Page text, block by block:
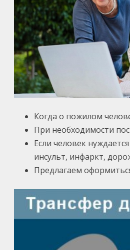
Когда о пожилом
При необходимости
Если человек
инсульт, инфаркт,
Предлагаем